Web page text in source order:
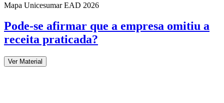
Mapa Unicesumar EAD 2026
Pode-se afirmar que a empresa omitiu a
receita praticada?
Ver Material